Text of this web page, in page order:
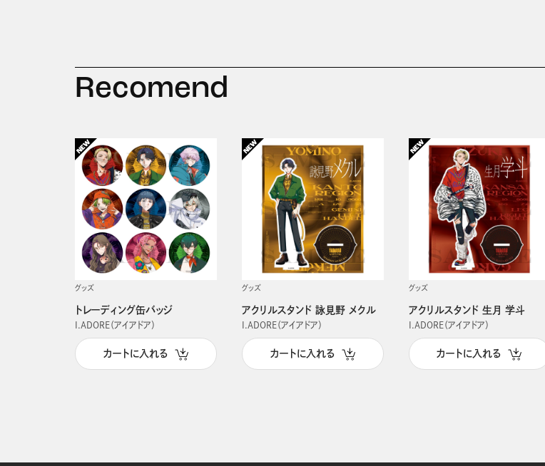
Recomend
グッズ
トレーディング缶バッジ
I.ADORE（アイアドア）
カートに入れる
グッズ
アクリルスタンド 詠見野 メクル
I.ADORE（アイアドア）
カートに入れる
グッズ
アクリルスタンド 生月 学斗
I.ADORE（アイアドア）
カートに入れる